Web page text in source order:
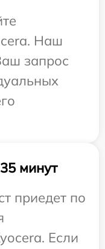
Наш
запрос
минут
приедет по
Если